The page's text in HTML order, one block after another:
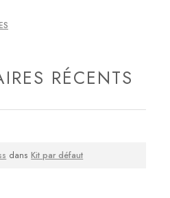
RÉCENTS
dansKit par défaut